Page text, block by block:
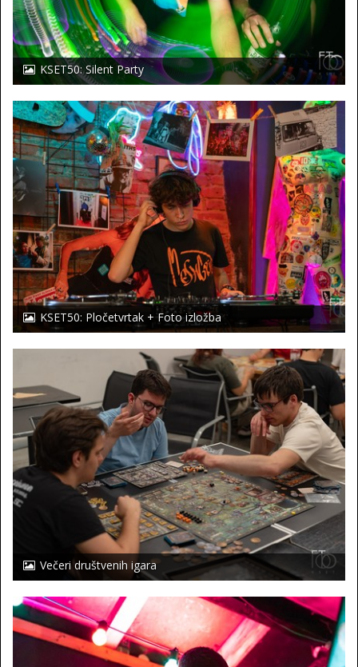
KSET50: Silent Party
KSET50: Pločetvrtak + Foto izložba
Večeri društvenih igara